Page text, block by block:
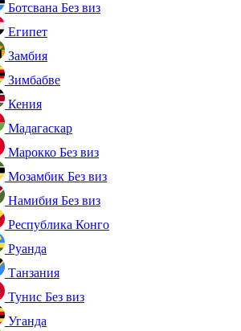
Ботсвана Без виз
Египет
Замбия
Зимбабве
Кения
Мадагаскар
Марокко Без виз
Мозамбик Без виз
Намибия Без виз
Республика Конго
Руанда
Танзания
Тунис Без виз
Уганда